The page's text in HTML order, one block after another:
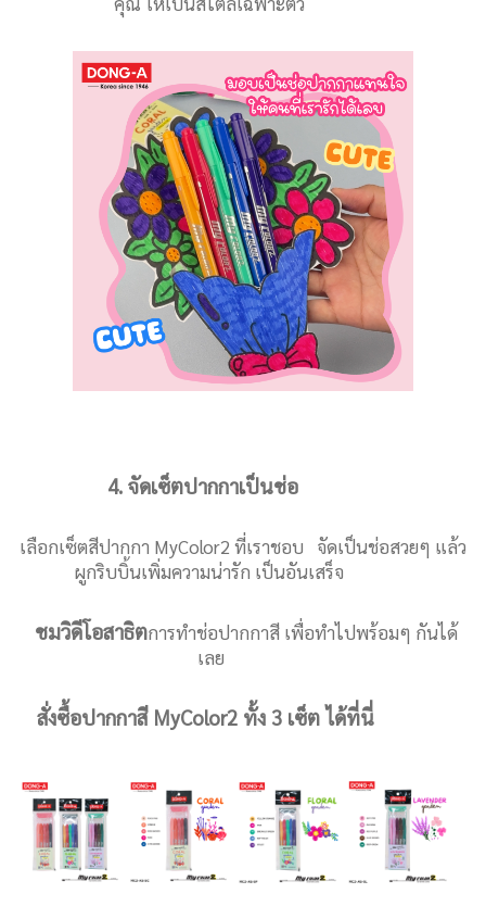
4. จัดเซ็ตปากกาเป็นช่อ
เลือกเซ็ตสีปากกา MyColor2 ที่เราชอบ จัดเป็นช่อสวยๆ แล้ว
ผูกริบบิ้นเพิ่มความน่ารัก เป็นอันเสร็จ
ชมวิดีโอสาธิตการทำช่อปากกาสี เพื่อทำไปพร้อมๆ กันได้
เลย
สั่งซื้อปากกาสี MyColor2 ทั้ง 3 เซ็ต ได้ที่นี่